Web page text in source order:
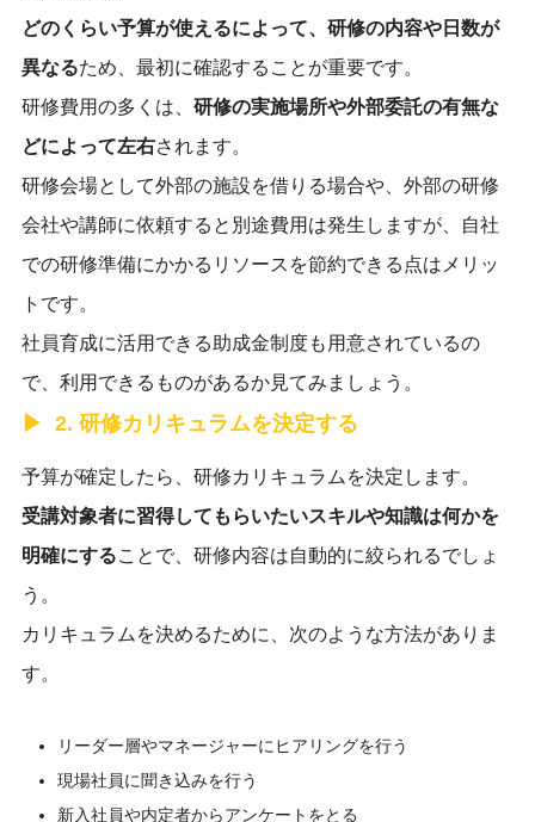
どのくらい予算が使えるによって、研修の内容や日数が
異なるため、最初に確認することが重要です。
研修費用の多くは、 研修の実施場所や外部委託の有無な
どによって左右されます。
研修会場として外部の施設を借りる場合や、外部の研修
会社や講師に依頼すると別途費用は発生しますが、自社
での研修準備にかかるリソースを節約できる点はメリッ
トです。
社員育成に活用できる助成金制度も用意されているの
で、利用できるものがあるか見てみましょう。
2. 研修カリキュラムを決定する
予算が確定したら、研修カリキュラムを決定します。
受講対象者に習得してもらいたいスキルや知識は何かを
明確にすることで、研修内容は自動的に絞られるでしょ
う。
カリキュラムを決めるために、次のような方法がありま
す。
リーダー層やマネージャーにヒアリングを行う
現場社員に聞き込みを行う
新入社員や内定者からアンケートをとる